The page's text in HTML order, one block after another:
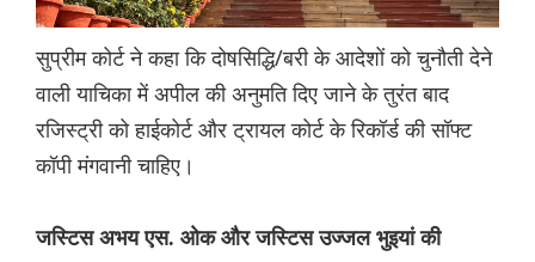
सुप्रीम कोर्ट ने कहा कि दोषसिद्धि/बरी के आदेशों को चुनौती देने
वाली याचिका में अपील की अनुमति दिए जाने के तुरंत बाद
रजिस्ट्री को हाईकोर्ट और ट्रायल कोर्ट के रिकॉर्ड की सॉफ्ट
कॉपी मंगवानी चाहिए।
जस्टिस अभय एस. ओक और जस्टिस उज्जल भुइयां की